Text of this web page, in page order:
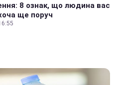
8 ознак, що людина вас
ще поруч